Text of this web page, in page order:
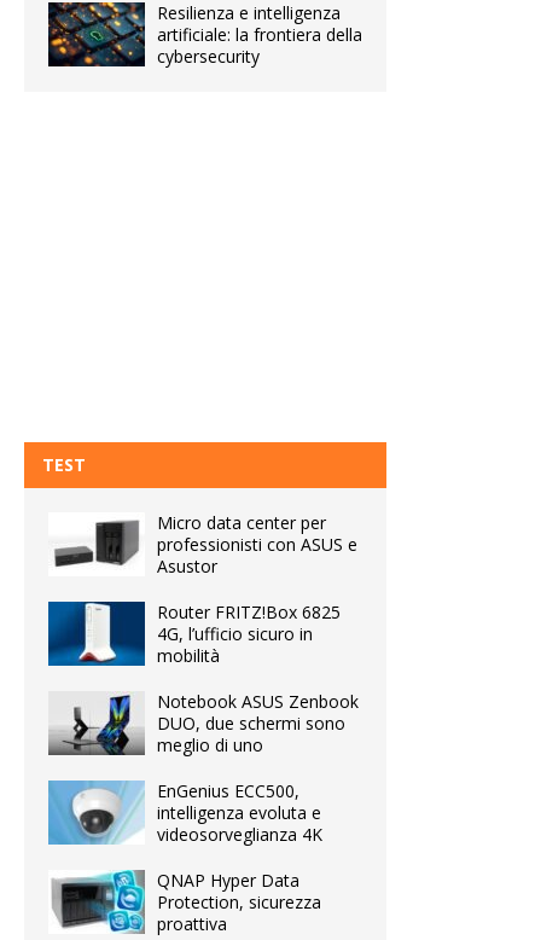
Resilienza e intelligenza
artificiale: la frontiera della
cybersecurity
TEST
Micro data center per
professionisti con ASUS e
Asustor
Router FRITZ!Box 6825
4G, l’ufficio sicuro in
mobilità
Notebook ASUS Zenbook
DUO, due schermi sono
meglio di uno
EnGenius ECC500,
intelligenza evoluta e
videosorveglianza 4K
QNAP Hyper Data
Protection, sicurezza
proattiva